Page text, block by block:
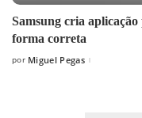
Samsung cria
forma correta
Posted
por Miguel Pegas